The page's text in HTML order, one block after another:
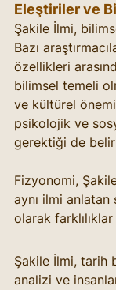
Eleştiriler ve
Şakile İlmi,
Bazı
özellikleri
bilimsel temeli
ve kültürel
psikolojik ve
gerektiği de
Fizyonomi,
aynı ilmi
olarak
Şakile İlmi, tarih
analizi ve